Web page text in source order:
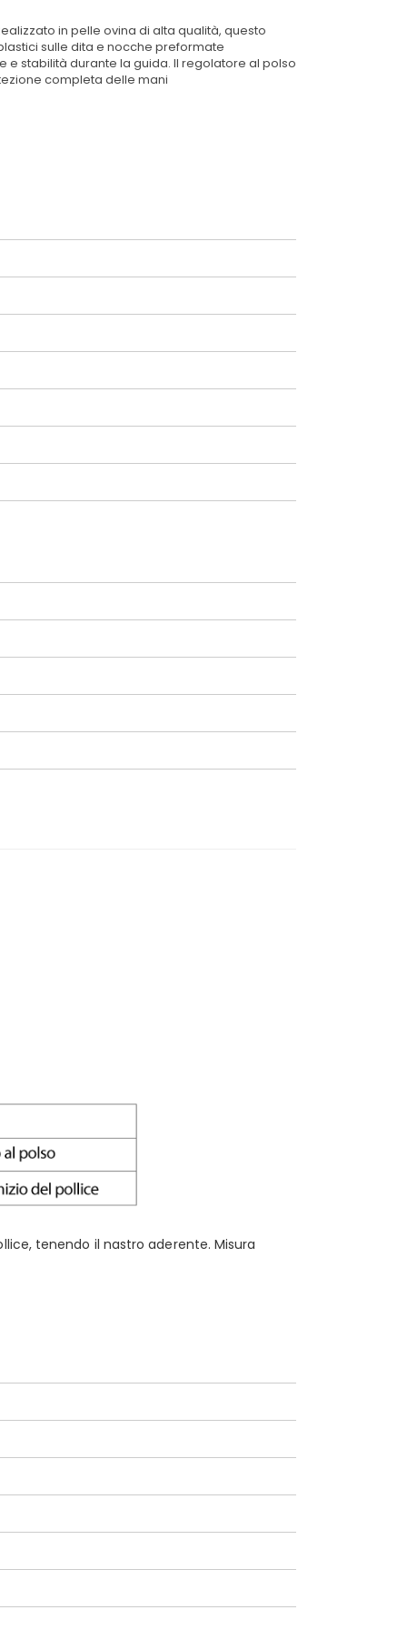
in pelle ovina di alta qualità, questo
sulle dita e nocche preformate
stabilità durante la guida. Il regolatore al polso
completa delle mani
tenendo il nastro aderente. Misura